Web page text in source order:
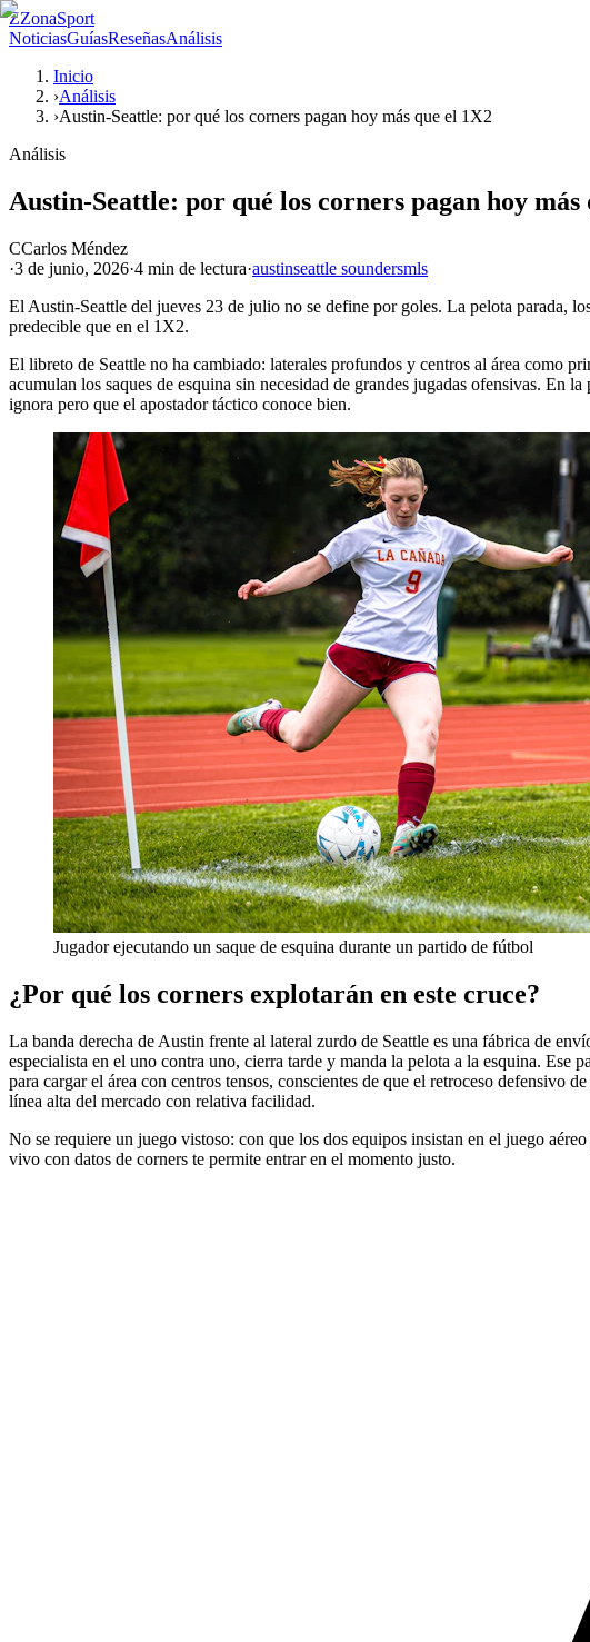
ZZonaSport
NoticiasGuíasReseñasAnálisis
Inicio
›Análisis
›Austin-Seattle: por qué los corners pagan hoy más que el 1X2
Análisis
Austin-Seattle: por qué los corners pagan hoy más
CCarlos Méndez
·3 de junio, 2026·4 min de lectura·austinseattle soundersmls
El Austin-Seattle del jueves 23 de julio no se define por goles. La pelota parada,
predecible que en el 1X2.
El libreto de Seattle no ha cambiado: laterales profundos y centros al área como
acumulan los saques de esquina sin necesidad de grandes jugadas ofensivas. En
ignora pero que el apostador táctico conoce bien.
Jugador ejecutando un saque de esquina durante un partido de fútbol
¿Por qué los corners explotarán en este cruce?
La banda derecha de Austin frente al lateral zurdo de Seattle es una fábrica de
especialista en el uno contra uno, cierra tarde y manda la pelota a la esquina. Ese
para cargar el área con centros tensos, conscientes de que el retroceso defensivo
línea alta del mercado con relativa facilidad.
No se requiere un juego vistoso: con que los dos equipos insistan en el juego
vivo con datos de corners te permite entrar en el momento justo.